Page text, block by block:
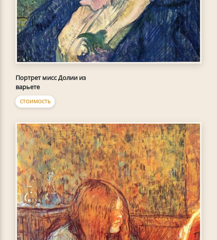
Портрет мисс Долии из
варьете
СТОИМОСТЬ